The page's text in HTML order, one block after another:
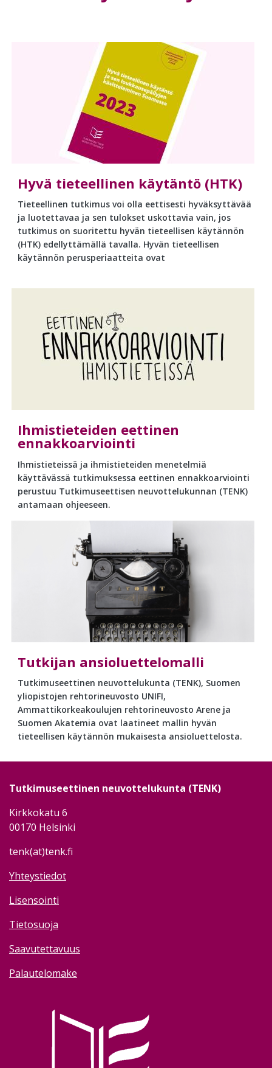
Hyvä tieteellinen käytäntö (HTK)
Tieteellinen tutkimus voi olla eettisesti hyväksyttävää
ja luotettavaa ja sen tulokset uskottavia vain, jos
tutkimus on suoritettu hyvän tieteellisen käytännön
(HTK) edellyttämällä tavalla. Hyvän tieteellisen
käytännön perusperiaatteita ovat
Ihmistieteiden eettinen
ennakkoarviointi
Ihmistieteissä ja ihmistieteiden menetelmiä
käyttävässä tutkimuksessa eettinen ennakkoarviointi
perustuu Tutkimuseettisen neuvottelukunnan (TENK)
antamaan ohjeeseen.
Tutkijan ansioluettelomalli
Tutkimuseettinen neuvottelukunta (TENK), Suomen
yliopistojen rehtorineuvosto UNIFI,
Ammattikorkeakoulujen rehtorineuvosto Arene ja
Suomen Akatemia ovat laatineet mallin hyvän
tieteellisen käytännön mukaisesta ansioluettelosta.
Tutkimuseettinen neuvottelukunta (TENK)
Kirkkokatu 6
00170 Helsinki
tenk(at)tenk.fi
Yhteystiedot
Lisensointi
Tietosuoja
Saavutettavuus
Palautelomake